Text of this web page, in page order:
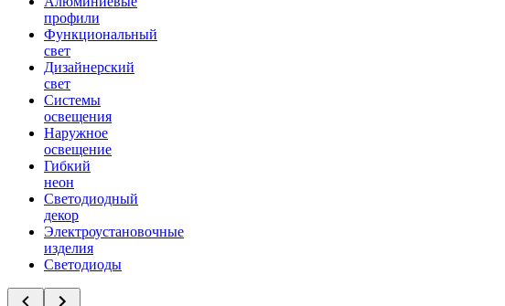
профили
Функциональный
свет
Дизайнерский
свет
Системы
освещения
Наружное
освещение
Гибкий
неон
Светодиодный
декор
Электроустановочные
изделия
Светодиоды